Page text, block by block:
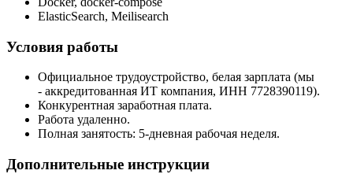
ElasticSearch, Meilisearch
Условия работы
Официальное трудоустройство, белая зарплата (мы
- аккредитованная ИТ компания, ИНН 7728390119).
Конкурентная заработная плата.
Работа удаленно.
Полная занятость: 5-дневная рабочая неделя.
Дополнительные инструкции